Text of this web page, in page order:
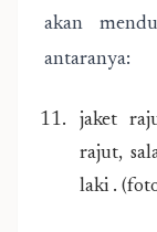
akan
antaranya:
jaket
rajut,
laki .